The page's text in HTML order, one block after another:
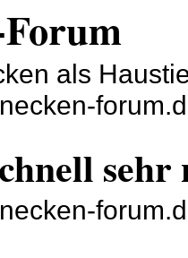
als
sehr